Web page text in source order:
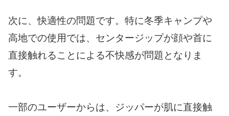
次に、快適性の問題です。特に冬季キャンプや
高地での使用では、センタージップが顔や首に
直接触れることによる不快感が問題となりま
す。
一部のユーザーからは、ジッパーが肌に直接触